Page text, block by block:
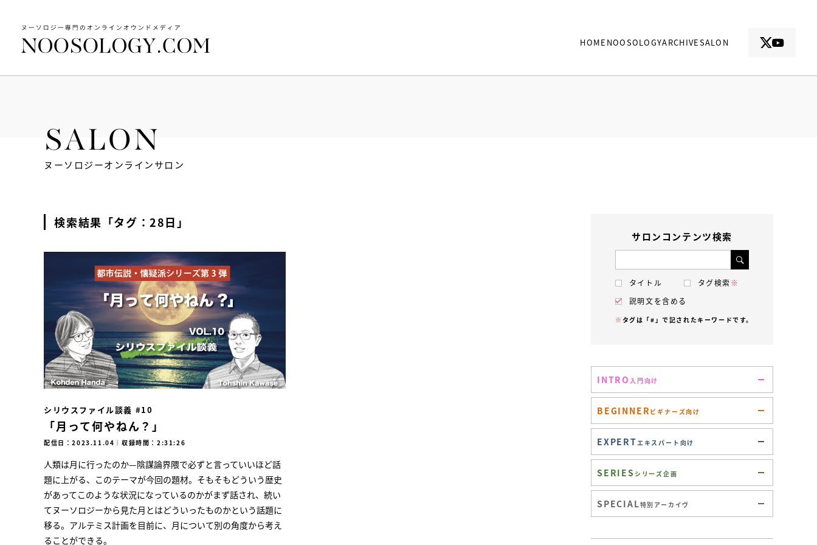
HOME NOOSOLOGYARCHIVESALON
SALON
ヌーソロジーオンラインサロン
検索結果「タグ：28日」
シリウスファイル談義 #10
「月って何やねん？」
配信日：2023.11.04 ｜収録時間：2:31:26
人類は月に行ったのか—陰謀論界隈で必ずと言っていいほど話
題に上がる、このテーマが今回の題材。そもそもどういう歴史
があってこのような状況になっているのかがまず話され、続い
てヌーソロジーから見た月とはどういったものかという話題に
移る。アルテミス計画を目前に、月について別の角度から考え
ることができる。
サロンコンテンツ検索
タイトル タグ検索※
説明文を含める
※ タグは「#」で記されたキーワードです。
INTRO 入門向け
BEGINNER ビギナーズ向け
EXPERTエキスパート向け
SERIES シリーズ企画
SPECIAL特別アーカイヴ